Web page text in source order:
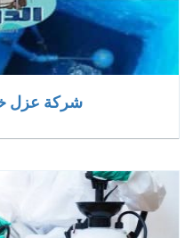
شركة عزل